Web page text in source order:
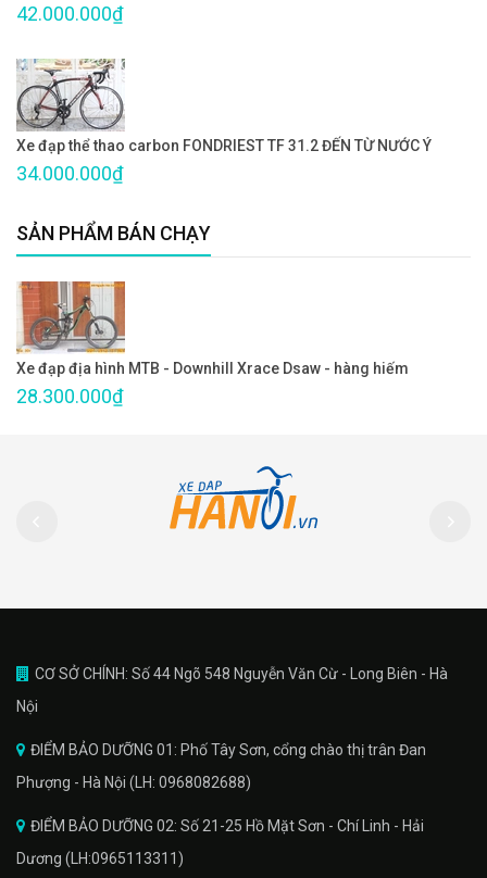
42.000.000₫
Xe đạp thể thao carbon FONDRIEST TF 31.2 ĐẾN TỪ NƯỚC Ý
34.000.000₫
SẢN PHẨM BÁN CHẠY
Xe đạp địa hình MTB - Downhill Xrace Dsaw - hàng hiếm
28.300.000₫
CƠ SỞ CHÍNH: Số 44 Ngõ 548 Nguyễn Văn Cừ - Long Biên - Hà
Nội
ĐIỂM BẢO DƯỠNG 01: Phố Tây Sơn, cổng chào thị trân Đan
Phượng - Hà Nội (LH: 0968082688)
ĐIỂM BẢO DƯỠNG 02: Số 21-25 Hồ Mặt Sơn - Chí Linh - Hải
Dương (LH:0965113311)